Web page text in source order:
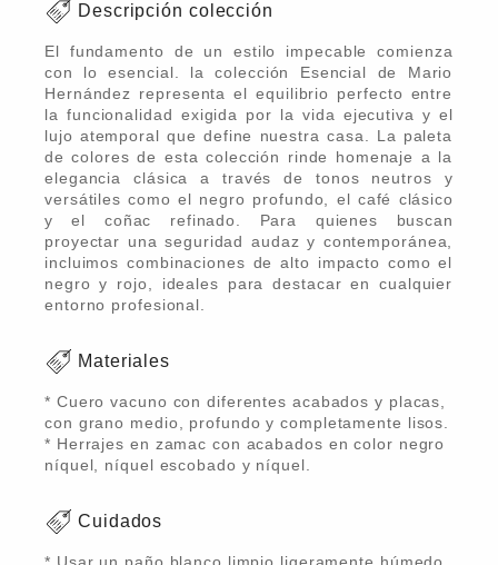
Descripción colección
El fundamento de un estilo impecable comienza
con lo esencial. la colección Esencial de Mario
Hernández representa el equilibrio perfecto entre
la funcionalidad exigida por la vida ejecutiva y el
lujo atemporal que define nuestra casa. La paleta
de colores de esta colección rinde homenaje a la
elegancia clásica a través de tonos neutros y
versátiles como el negro profundo, el café clásico
y el coñac refinado. Para quienes buscan
proyectar una seguridad audaz y contemporánea,
incluimos combinaciones de alto impacto como el
negro y rojo, ideales para destacar en cualquier
entorno profesional.
Materiales
* Cuero vacuno con diferentes acabados y placas,
con grano medio, profundo y completamente lisos.
* Herrajes en zamac con acabados en color negro
níquel, níquel escobado y níquel.
Cuidados